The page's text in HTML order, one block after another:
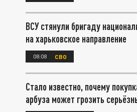
ВСУ стянули бригаду
на харьковское направление
08:08 СВО
Стало известно, почему
арбуза может грозить